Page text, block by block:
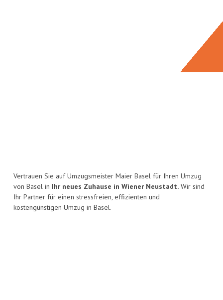
Vertrauen Sie auf Umzugsmeister Maier Basel für Ihren Umzug
von Basel in Ihr neues Zuhause in Wiener Neustadt. Wir sind
Ihr Partner für einen stressfreien, effizienten und
kostengünstigen Umzug in Basel.